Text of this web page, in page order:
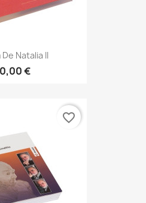
Natalia II
€
favorite_border